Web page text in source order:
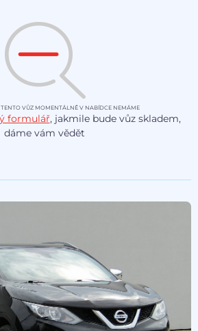
VŮZ MOMENTÁLNĚ V NABÍDCE NEMÁME
formulář, jakmile bude vůz skladem,
dáme vám vědět